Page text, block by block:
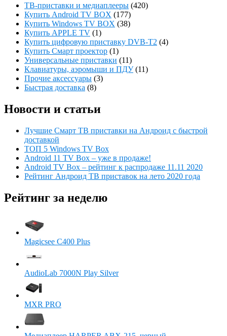
ТВ-приставки и медиаплееры (420)
Купить Android TV BOX (177)
Купить Windows TV BOX (38)
Купить APPLE TV (1)
Купить цифровую приставку DVB-T2 (4)
Купить Смарт проектор (1)
Универсальные приставки (11)
Клавиатуры, аэромыши и ПДУ (11)
Прочие аксессуары (3)
Быстрая доставка (8)
Новости и статьи
Лучшие Смарт ТВ приставки на Андроид с быстрой
доставкой
ТОП 5 Windows TV Box
Android 11 TV Box – уже в продаже!
Android TV Box – рейтинг к распродаже 11.11 2020
Рейтинг Андроид ТВ приставок на лето 2020 года
Рейтинг за неделю
Magicsee C400 Plus
AudioLab 7000N Play Silver
MXR PRO